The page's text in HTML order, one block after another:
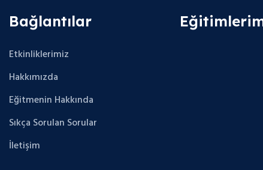
Bağlantılar
Etkinliklerimiz
Hakkımızda
Eğitmenin Hakkında
Sıkça Sorulan Sorular
İletişim